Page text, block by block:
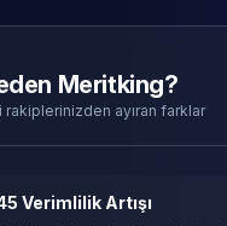
Meritking?
rakiplerinizden ayıran farklar
Verimlilik Artışı